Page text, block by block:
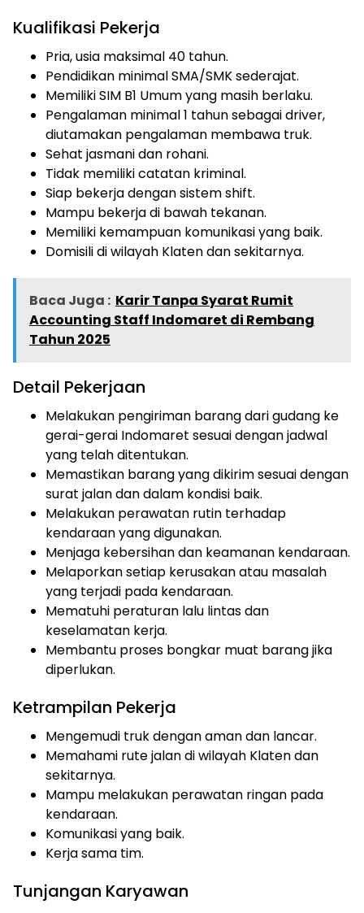
Kualifikasi Pekerja
Pria, usia maksimal 40 tahun.
Pendidikan minimal SMA/SMK sederajat.
Memiliki SIM B1 Umum yang masih berlaku.
Pengalaman minimal 1 tahun sebagai driver,
diutamakan pengalaman membawa truk.
Sehat jasmani dan rohani.
Tidak memiliki catatan kriminal.
Siap bekerja dengan sistem shift.
Mampu bekerja di bawah tekanan.
Memiliki kemampuan komunikasi yang baik.
Domisili di wilayah Klaten dan sekitarnya.
Baca Juga : Karir Tanpa Syarat Rumit
Accounting Staff Indomaret di Rembang
Tahun 2025
Detail Pekerjaan
Melakukan pengiriman barang dari gudang ke
gerai-gerai Indomaret sesuai dengan jadwal
yang telah ditentukan.
Memastikan barang yang dikirim sesuai dengan
surat jalan dan dalam kondisi baik.
Melakukan perawatan rutin terhadap
kendaraan yang digunakan.
Menjaga kebersihan dan keamanan kendaraan.
Melaporkan setiap kerusakan atau masalah
yang terjadi pada kendaraan.
Mematuhi peraturan lalu lintas dan
keselamatan kerja.
Membantu proses bongkar muat barang jika
diperlukan.
Ketrampilan Pekerja
Mengemudi truk dengan aman dan lancar.
Memahami rute jalan di wilayah Klaten dan
sekitarnya.
Mampu melakukan perawatan ringan pada
kendaraan.
Komunikasi yang baik.
Kerja sama tim.
Tunjangan Karyawan